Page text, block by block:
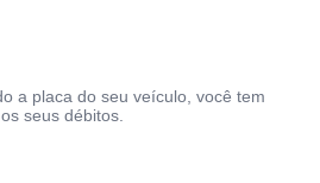
a placa do seu veículo, você tem
seus débitos.